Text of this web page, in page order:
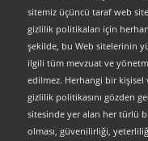
sitemiz üçüncü taraf web
gizlilik politikaları için
şekilde, bu Web sitelerinin
ilgili tüm mevzuat ve
edilmez. Herhangi bir
gizlilik politikasını gözden
sitesinde yer alan her türlü
olması, güvenilirliği,